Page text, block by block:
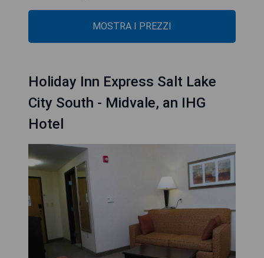
MOSTRA I PREZZI
Holiday Inn Express Salt Lake
City South - Midvale, an IHG
Hotel